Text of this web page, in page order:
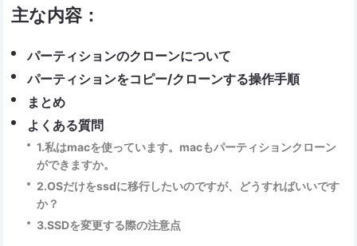
主な内容：
パーティションのクローンについて
パーティションをコピー/クローンする操作手順
まとめ
よくある質問
1.私はmacを使っています。macもパーティションクローン
ができますか。
2.OSだけをssdに移行したいのですが、どうすればいいです
か？
3.SSDを変更する際の注意点